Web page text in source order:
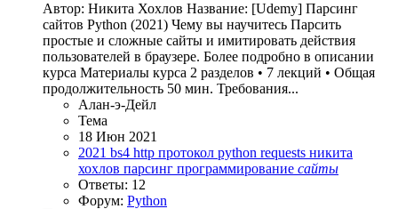
Автор: Никита Хохлов Название: [Udemy] Парсинг
сайтов Python (2021) Чему вы научитесь Парсить
простые и сложные сайты и имитировать действия
пользователей в браузере. Более подробно в описании
курса Материалы курса 2 разделов • 7 лекций • Общая
продолжительность 50 мин. Требования...
Алан-э-Дейл
Тема
18 Июн 2021
2021 bs4 http протокол python requests никита
хохлов парсинг программирование сайты
Ответы: 12
Форум: Python